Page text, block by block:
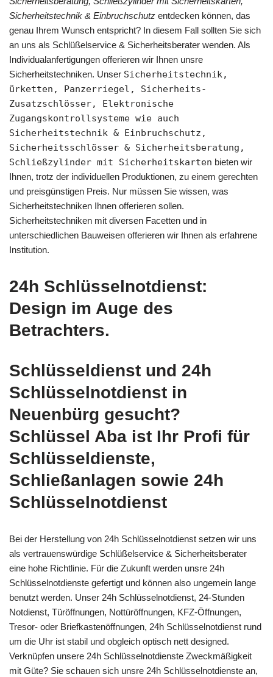
Sicherheitstechnik & Einbruchschutz entdecken können, das
genau Ihrem Wunsch entspricht? In diesem Fall sollten Sie sich
an uns als Schlüßelservice & Sicherheitsberater wenden. Als
Individualanfertigungen offerieren wir Ihnen unsre
Sicherheitstechniken. Unser Sicherheitstechnik,
ürketten, Panzerriegel, Sicherheits-
Zusatzschlösser, Elektronische
Zugangskontrollsysteme wie auch
Sicherheitstechnik & Einbruchschutz,
Sicherheitsschlösser & Sicherheitsberatung,
Schließzylinder mit Sicherheitskarten bieten wir
Ihnen, trotz der individuellen Produktionen, zu einem gerechten
und preisgünstigen Preis. Nur müssen Sie wissen, was
Sicherheitstechniken Ihnen offerieren sollen.
Sicherheitstechniken mit diversen Facetten und in
unterschiedlichen Bauweisen offerieren wir Ihnen als erfahrene
Institution.
24h Schlüsselnotdienst:
Design im Auge des
Betrachters.
Schlüsseldienst und 24h
Schlüsselnotdienst in
Neuenbürg gesucht?
Schlüssel Aba ist Ihr Profi für
Schlüsseldienste,
Schließanlagen sowie 24h
Schlüsselnotdienst
Bei der Herstellung von 24h Schlüsselnotdienst setzen wir uns
als vertrauenswürdige Schlüßelservice & Sicherheitsberater
eine hohe Richtlinie. Für die Zukunft werden unsre 24h
Schlüsselnotdienste gefertigt und können also ungemein lange
benutzt werden. Unser 24h Schlüsselnotdienst, 24-Stunden
Notdienst, Türöffnungen, Nottüröffnungen, KFZ-Öffnungen,
Tresor- oder Briefkastenöffnungen, 24h Schlüsselnotdienst rund
um die Uhr ist stabil und obgleich optisch nett designed.
Verknüpfen unsere 24h Schlüsselnotdienste Zweckmäßigkeit
mit Güte? Sie schauen sich unsre 24h Schlüsselnotdienste an,